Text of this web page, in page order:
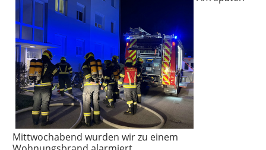
Mittwochabend wurden wir zu einem